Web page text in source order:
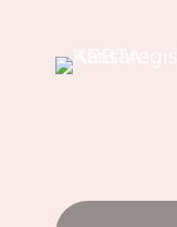
content